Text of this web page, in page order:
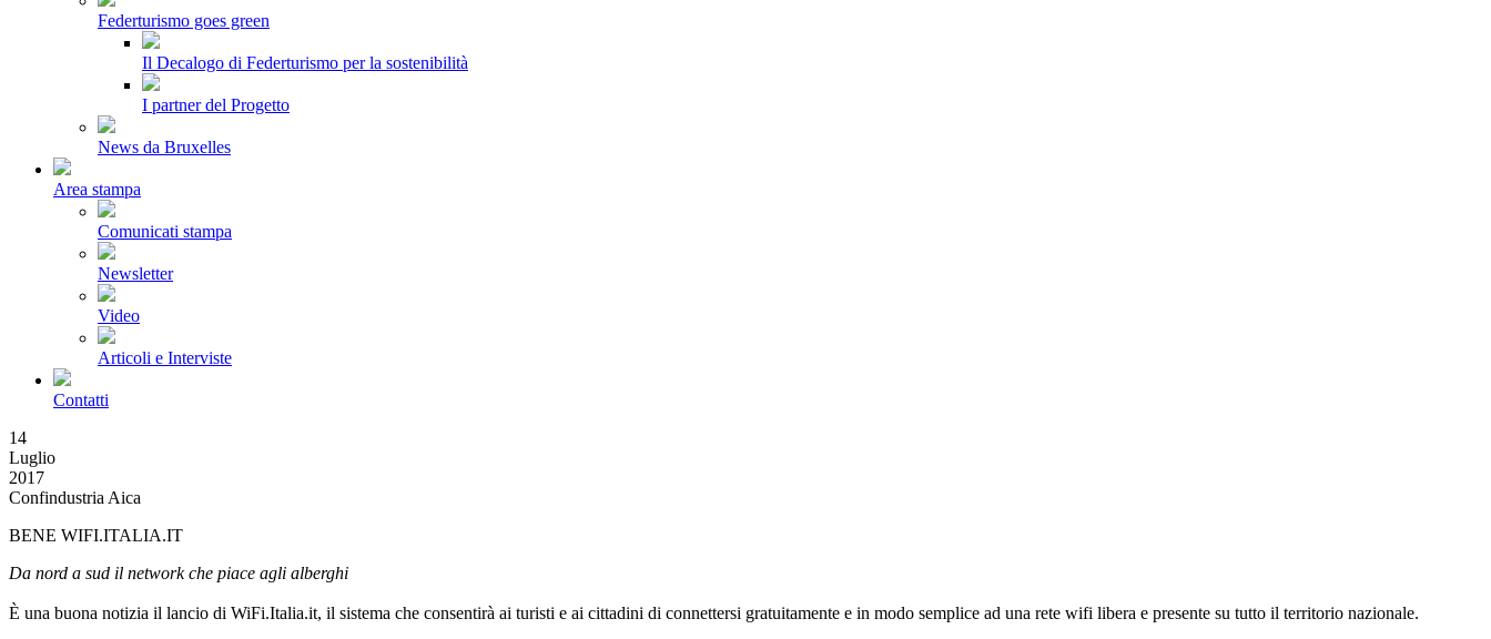
Federturismo goes green
Il Decalogo di Federturismo per la sostenibilità
I partner del Progetto
News da Bruxelles
Area stampa
Comunicati stampa
Newsletter
Video
Articoli e Interviste
Contatti
14
Luglio
2017
Confindustria Aica
BENE WIFI.ITALIA.IT
Da nord a sud il network che piace agli alberghi
È una buona notizia il lancio di WiFi.Italia.it, il sistema che consentirà ai turisti e ai cittadini di connettersi gratuitamente e in modo semplice ad una rete wifi libera e presente su tutto il territorio nazionale.